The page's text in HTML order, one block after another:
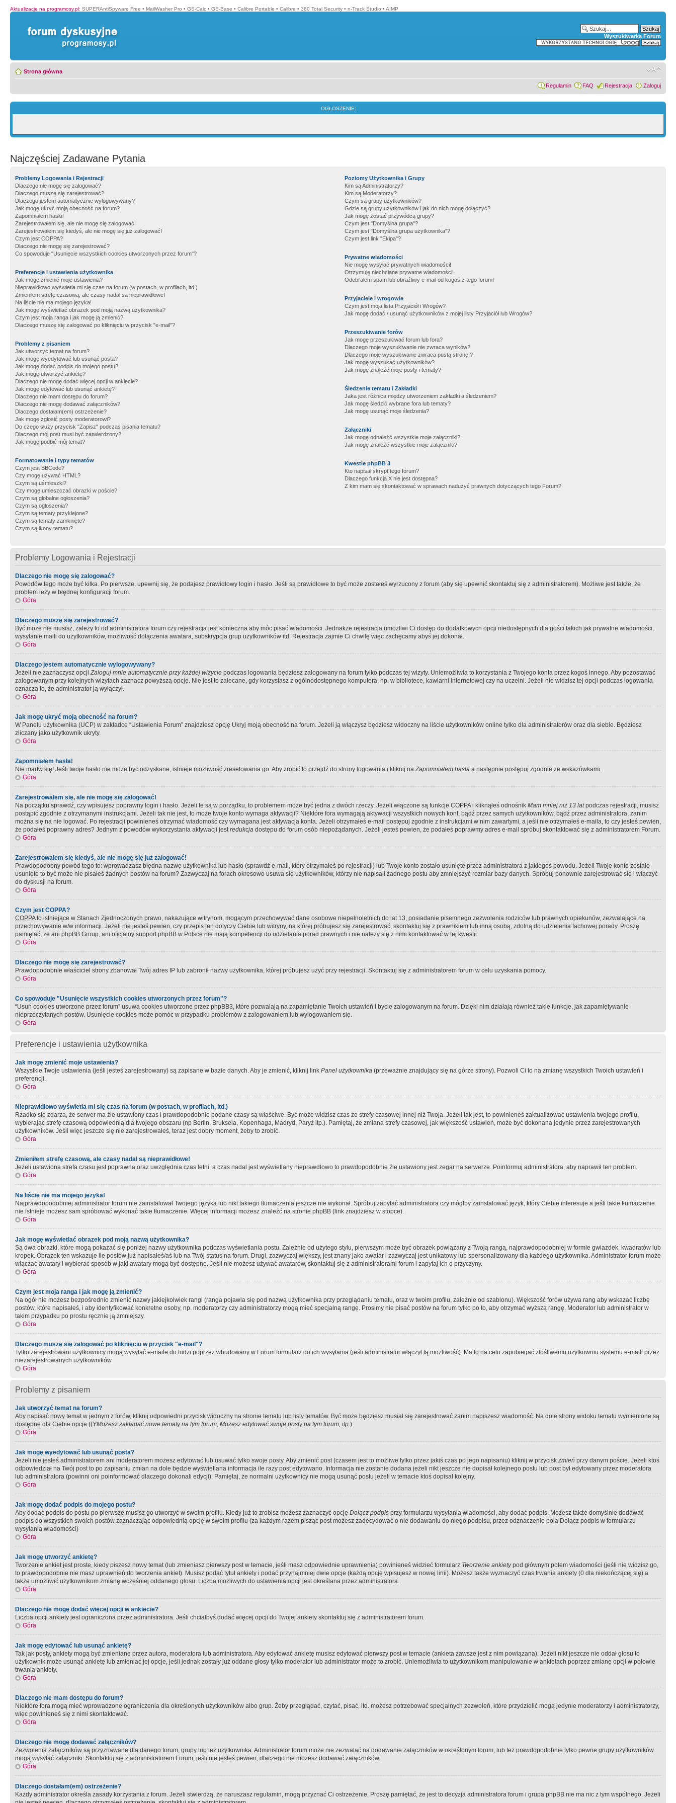
Aktualizacje na programosy.pl: SUPERAntiSpyware Free • MailWasher Pro • GS-Calc • GS-Base • Calibre Portable • Calibre • 360 Total Security • n-Track Studio • AIMP
Wyszukiwarka Forum
Strona główna
Regulamin FAQ Rejestracja Zaloguj
OGŁOSZENIE:
Najczęściej Zadawane Pytania
Problemy Logowania i Rejestracji
Dlaczego nie mogę się zalogować?
Dlaczego muszę się zarejestrować?
Dlaczego jestem automatycznie wylogowywany?
Jak mogę ukryć moją obecność na forum?
Zapomniałem hasła!
Zarejestrowałem się, ale nie mogę się zalogować!
Zarejestrowałem się kiedyś, ale nie mogę się już zalogować!
Czym jest COPPA?
Dlaczego nie mogę się zarejestrować?
Co spowoduje "Usunięcie wszystkich cookies utworzonych przez forum"?
Preferencje i ustawienia użytkownika
Jak mogę zmienić moje ustawienia?
Nieprawidłowo wyświetla mi się czas na forum (w postach, w profilach, itd.)
Zmieniłem strefę czasową, ale czasy nadal są nieprawidłowe!
Na liście nie ma mojego języka!
Jak mogę wyświetlać obrazek pod moją nazwą użytkownika?
Czym jest moja ranga i jak mogę ją zmienić?
Dlaczego muszę się zalogować po kliknięciu w przycisk "e-mail"?
Problemy z pisaniem
Jak utworzyć temat na forum?
Jak mogę wyedytować lub usunąć posta?
Jak mogę dodać podpis do mojego postu?
Jak mogę utworzyć ankietę?
Dlaczego nie mogę dodać więcej opcji w ankiecie?
Jak mogę edytować lub usunąć ankietę?
Dlaczego nie mam dostępu do forum?
Dlaczego nie mogę dodawać załączników?
Dlaczego dostałam(em) ostrzeżenie?
Jak mogę zgłosić posty moderatorowi?
Do czego służy przycisk "Zapisz" podczas pisania tematu?
Dlaczego mój post musi być zatwierdzony?
Jak mogę podbić mój temat?
Formatowanie i typy tematów
Czym jest BBCode?
Czy mogę używać HTML?
Czym są uśmieszki?
Czy mogę umieszczać obrazki w poście?
Czym są globalne ogłoszenia?
Czym są ogłoszenia?
Czym są tematy przyklejone?
Czym są tematy zamknięte?
Czym są ikony tematu?
Poziomy Użytkownika i Grupy
Kim są Administratorzy?
Kim są Moderatorzy?
Czym są grupy użytkowników?
Gdzie są grupy użytkowników i jak do nich mogę dołączyć?
Jak mogę zostać przywódcą grupy?
Czym jest "Domyślna grupa"?
Czym jest "Domyślna grupa użytkownika"?
Czym jest link "Ekipa"?
Prywatne wiadomości
Nie mogę wysyłać prywatnych wiadomości!
Otrzymuję niechciane prywatne wiadomości!
Odebrałem spam lub obraźliwy e-mail od kogoś z tego forum!
Przyjaciele i wrogowie
Czym jest moja lista Przyjaciół i Wrogów?
Jak mogę dodać / usunąć użytkowników z mojej listy Przyjaciół lub Wrogów?
Przeszukiwanie forów
Jak mogę przeszukiwać forum lub fora?
Dlaczego moje wyszukiwanie nie zwraca wyników?
Dlaczego moje wyszukiwanie zwraca pustą stronę!?
Jak mogę wyszukać użytkowników?
Jak mogę znaleźć moje posty i tematy?
Śledzenie tematu i Zakładki
Jaka jest różnica między utworzeniem zakładki a śledzeniem?
Jak mogę śledzić wybrane fora lub tematy?
Jak mogę usunąć moje śledzenia?
Załączniki
Jak mogę odnaleźć wszystkie moje załączniki?
Jak mogę znaleźć wszystkie moje załączniki?
Kwestie phpBB 3
Kto napisał skrypt tego forum?
Dlaczego funkcja X nie jest dostępna?
Z kim mam się skontaktować w sprawach nadużyć prawnych dotyczących tego Forum?
Problemy Logowania i Rejestracji
Dlaczego nie mogę się zalogować?
Powodów tego może być kilka. Po pierwsze, upewnij się, że podajesz prawidłowy login i hasło. Jeśli są prawidłowe to być może zostałeś wyrzucony z forum (aby się upewnić skontaktuj się z administratorem). Możliwe jest także, że
problem leży w błędnej konfiguracji forum.
Góra
Dlaczego muszę się zarejestrować?
Być może nie musisz, zależy to od administratora forum czy rejestracja jest konieczna aby móc pisać wiadomości. Jednakże rejestracja umożliwi Ci dostęp do dodatkowych opcji niedostępnych dla gości takich jak prywatne wiadomości,
wysyłanie maili do użytkowników, możliwość dołączenia awatara, subskrypcja grup użytkowników itd. Rejestracja zajmie Ci chwilę więc zachęcamy abyś jej dokonał.
Góra
Dlaczego jestem automatycznie wylogowywany?
Jeżeli nie zaznaczysz opcjiZaloguj mnie automatycznie przy każdej wizycie podczas logowania będziesz zalogowany na forum tylko podczas tej wizyty. Uniemożliwia to korzystania z Twojego konta przez kogoś innego. Aby pozostawać
zalogowanym przy kolejnych wizytach zaznacz powyższą opcję. Nie jest to zalecane, gdy korzystasz z ogólnodostępnego komputera, np. w bibliotece, kawiarni internetowej czy na uczelni. Jeżeli nie widzisz tej opcji podczas logowania
oznacza to, że administrator ją wyłączył.
Góra
Jak mogę ukryć moją obecność na forum?
W Panelu użytkownika (UCP) w zakładce “Ustawienia Forum” znajdziesz opcję Ukryj moją obecność na forum. Jeżeli ją włączysz będziesz widoczny na liście użytkowników online tylko dla administratorów oraz dla siebie. Będziesz
zliczany jako użytkownik ukryty.
Góra
Zapomniałem hasła!
Nie martw się! Jeśli twoje hasło nie może byc odzyskane, istnieje możliwość zresetowania go. Aby zrobić to przejdź do strony logowania i kliknij naZapomniałem hasła a następnie postępuj zgodnie ze wskazówkami.
Góra
Zarejestrowałem się, ale nie mogę się zalogować!
Na początku sprawdź, czy wpisujesz poprawny login i hasło. Jeżeli te są w porządku, to problemem może być jedna z dwóch rzeczy. Jeżeli włączone są funkcje COPPA i kliknąłeś odnośnik Mam mniej niż 13 latpodczas rejestracji, musisz
postąpić zgodnie z otrzymanymi instrukcjami. Jeżeli tak nie jest, to może twoje konto wymaga aktywacji? Niektóre fora wymagają aktywacji wszystkich nowych kont, bądź przez samych użytkowników, bądź przez administratora, zanim
można się na nie logować. Po rejestracji powinieneś otrzymać wiadomość czy wymagana jest aktywacja konta. Jeżeli otrzymałeś e-mail postępuj zgodnie z instrukcjami w nim zawartymi, a jeśli nie otrzymałeś e-maila, to czy jesteś pewien,
że podałeś poprawny adres? Jednym z powodów wykorzystania aktywacji jestredukcja dostępu do forum osób niepożądanych. Jeżeli jesteś pewien, że podałeś poprawmy adres e-mail spróbuj skontaktować się z administratorem Forum.
Góra
Zarejestrowałem się kiedyś, ale nie mogę się już zalogować!
Prawdopodobny powód tego to: wprowadzasz błędna nazwę użytkownika lub hasło (sprawdź e-mail, który otrzymałeś po rejestracji) lub Twoje konto zostało usunięte przez administratora z jakiegoś powodu. Jeżeli Twoje konto zostało
usunięte to być może nie pisałeś żadnych postów na forum? Zazwyczaj na forach okresowo usuwa się użytkowników, którzy nie napisali żadnego postu aby zmniejszyć rozmiar bazy danych. Spróbuj ponownie zarejestrować się i włączyć
do dyskusji na forum.
Góra
Czym jest COPPA?
COPPAto istniejące w Stanach Zjednoczonych prawo, nakazujące witrynom, mogącym przechowywać dane osobowe niepełnoletnich do lat 13, posiadanie pisemnego zezwolenia rodziców lub prawnych opiekunów, zezwalające na
przechowywanie w/w informacji. Jeżeli nie jesteś pewien, czy przepis ten dotyczy Ciebie lub witryny, na której próbujesz się zarejestrować, skontaktuj się z prawnikiem lub inną osobą, zdolną do udzielenia fachowej porady. Proszę
pamiętać, że ani phpBB Group, ani oficjalny support phpBB w Polsce nie mają kompetencji do udzielania porad prawnych i nie należy się z nimi kontaktować w tej kwestii.
Góra
Dlaczego nie mogę się zarejestrować?
Prawdopodobnie właściciel strony zbanował Twój adres IP lub zabronił nazwy użytkownika, której próbujesz użyć przy rejestracji. Skontaktuj się z administratorem forum w celu uzyskania pomocy.
Góra
Co spowoduje "Usunięcie wszystkich cookies utworzonych przez forum"?
“Usuń cookies utworzone przez forum” usuwa cookies utworzone przez phpBB3, które pozwalają na zapamiętanie Twoich ustawień i bycie zalogowanym na forum. Dzięki nim działają również takie funkcje, jak zapamiętywanie
nieprzeczytanych postów. Usunięcie cookies może pomóc w przypadku problemów z zalogowaniem lub wylogowaniem się.
Góra
Preferencje i ustawienia użytkownika
Jak mogę zmienić moje ustawienia?
Wszystkie Twoje ustawienia (jeśli jesteś zarejestrowany) są zapisane w bazie danych. Aby je zmienić, kliknij link Panel użytkownika (przeważnie znajdujący się na górze strony). Pozwoli Ci to na zmianę wszystkich Twoich ustawień i
preferencji.
Góra
Nieprawidłowo wyświetla mi się czas na forum (w postach, w profilach, itd.)
Rzadko się zdarza, że serwer ma źle ustawiony czas i prawdopodobnie podane czasy są właściwe. Być może widzisz czas ze strefy czasowej innej niż Twoja. Jeżeli tak jest, to powinieneś zaktualizować ustawienia twojego profilu,
wybierając strefę czasową odpowiednią dla twojego obszaru (np Berlin, Bruksela, Kopenhaga, Madryd, Paryż itp.). Pamiętaj, że zmiana strefy czasowej, jak większość ustawień, może być dokonana jedynie przez zarejestrowanych
użytkowników. Jeśli więc jeszcze się nie zarejestrowałeś, teraz jest dobry moment, żeby to zrobić.
Góra
Zmieniłem strefę czasową, ale czasy nadal są nieprawidłowe!
Jeżeli ustawiona strefa czasu jest poprawna oraz uwzględnia czas letni, a czas nadal jest wyświetlany nieprawdłowo to prawdopodobnie źle ustawiony jest zegar na serwerze. Poinformuj administratora, aby naprawił ten problem.
Góra
Na liście nie ma mojego języka!
Najprawdopodobniej administrator forum nie zainstalował Twojego języka lub nikt takiego tłumaczenia jeszcze nie wykonał. Spróbuj zapytać administratora czy mógłby zainstalować język, który Ciebie interesuje a jeśli takie tłumaczenie
nie istnieje możesz sam spróbować wykonać takie tłumaczenie. Więcej informacji możesz znaleźć na stronie phpBB (link znajdziesz w stopce).
Góra
Jak mogę wyświetlać obrazek pod moją nazwą użytkownika?
Są dwa obrazki, które mogą pokazać się poniżej nazwy użytkownika podczas wyświetlania postu. Zależnie od użytego stylu, pierwszym może być obrazek powiązany z Twoją rangą, najprawdopodobniej w formie gwiazdek, kwadratów lub
kropek. Obrazek ten wskazuje ile postów już napisałeś/aś lub na Twój status na forum. Drugi, zazwyczaj większy, jest znany jako awatar i zazwyczaj jest unikatowy lub spersonalizowany dla każdego użytkownika. Administrator forum może
włączać awatary i wybierać sposób w jaki awatary mogą być dostępne. Jeśli nie możesz używać awatarów, skontaktuj się z administratorami forum i zapytaj ich o przyczyny.
Góra
Czym jest moja ranga i jak mogę ją zmienić?
Na ogół nie możesz bezpośrednio zmienić nazwy jakiejkolwiek rangi (ranga pojawia się pod nazwą użytkownika przy przeglądaniu tematu, oraz w twoim profilu, zależnie od szablonu). Większość forów używa rang aby wskazać liczbę
postów, które napisałeś, i aby identyfikować konkretne osoby, np. moderatorzy czy administratorzy mogą mieć specjalną rangę. Prosimy nie pisać postów na forum tylko po to, aby otrzymać wyższą rangę. Moderator lub administrator w
takim przypadku po prostu ręcznie ją zmniejszy.
Góra
Dlaczego muszę się zalogować po kliknięciu w przycisk "e-mail"?
Tylko zarejestrowani użytkownicy mogą wysyłać e-maile do ludzi poprzez wbudowany w Forum formularz do ich wysyłania (jeśli administrator włączył tą możliwość). Ma to na celu zapobiegać złośliwemu użytkowniu systemu e-maili przez
niezarejestrowanych użytkowników.
Góra
Problemy z pisaniem
Jak utworzyć temat na forum?
Aby napisać nowy temat w jednym z forów, kliknij odpowiedni przycisk widoczny na stronie tematu lub listy tematów. Być może będziesz musiał się zarejestrować zanim napiszesz wiadomość. Na dole strony widoku tematu wymienione są
dostępne dla Ciebie opcje ((YMożesz zakładać nowe tematy na tym forum, Możesz edytować swoje posty na tym forum, itp.).
Góra
Jak mogę wyedytować lub usunąć posta?
Jeżeli nie jesteś administratorem ani moderatorem możesz edytować lub usuwać tylko swoje posty. Aby zmienić post (czasem jest to możliwe tylko przez jakiś czas po jego napisaniu) kliknij w przycisk zmień przy danym poście. Jeżeli ktoś
odpowiedział na Twój post to po zapisaniu zmian na dole będzie wyświetlana informacja ile razy post edytowano. Informacja nie zostanie dodana jeżeli nikt jeszcze nie dopisał kolejnego postu lub post był edytowany przez moderatora
lub administratora (powinni oni poinformować dlaczego dokonali edycji). Pamiętaj, że normalni użytkownicy nie mogą usunąć postu jeżeli w temacie ktoś dopisał kolejny.
Góra
Jak mogę dodać podpis do mojego postu?
Aby dodać podpis do postu po pierwsze musisz go utworzyć w swoim profilu. Kiedy już to zrobisz możesz zaznaczyć opcję Dołącz podpis przy formularzu wysyłania wiadomości, aby dodać podpis. Możesz także domyślnie dodawać
podpis do wszystkich swoich postów zaznaczając odpowiednią opcję w swoim profilu (za każdym razem pisząc post możesz zadecydować o nie dodawaniu do niego podpisu, przez odznaczenie pola Dołącz podpis w formularzu
wysyłania wiadomości)
Góra
Jak mogę utworzyć ankietę?
Tworzenie ankiet jest proste, kiedy piszesz nowy temat (lub zmieniasz pierwszy post w temacie, jeśli masz odpowiednie uprawnienia) powinieneś widzieć formularz Tworzenie ankietypod głównym polem wiadomości (jeśli nie widzisz go,
to prawdopodobnie nie masz uprawnień do tworzenia ankiet). Musisz podać tytuł ankiety i podać przynajmniej dwie opcje (każdą opcję wpisujesz w nowej linii). Możesz także wyznaczyć czas trwania ankiety (0 dla niekończącej się) a
także umożliwić użytkownikom zmianę wcześniej oddanego głosu. Liczba możliwych do ustawienia opcji jest określana przez administratora.
Góra
Dlaczego nie mogę dodać więcej opcji w ankiecie?
Liczba opcji ankiety jest ograniczona przez administratora. Jeśli chciałbyś dodać więcej opcji do Twojej ankiety skontaktuj się z administratorem forum.
Góra
Jak mogę edytować lub usunąć ankietę?
Tak jak posty, ankiety mogą być zmieniane przez autora, moderatora lub administratora. Aby edytować ankietę musisz edytować pierwszy post w temacie (ankieta zawsze jest z nim powiązana). Jeżeli nikt jeszcze nie oddał głosu to
użytkownik może usunąć ankietę lub zmieniać jej opcje, jeśli jednak zostały już oddane głosy tylko moderator lub administrator może to zrobić. Uniemożliwia to użytkownikom manipulowanie w ankietach poprzez zmianę opcji w połowie
trwania ankiety.
Góra
Dlaczego nie mam dostępu do forum?
Niektóre fora mogą mieć wprowadzone ograniczenia dla określonych użytkowników albo grup. Żeby przeglądać, czytać, pisać, itd. możesz potrzebować specjalnych zezwoleń, które przydzielić mogą jedynie moderatorzy i administratorzy,
więc powinieneś się z nimi skontaktować.
Góra
Dlaczego nie mogę dodawać załączników?
Zezwolenia załączników są przyznawane dla danego forum, grupy lub też użytkownika. Administrator forum może nie zezwalać na dodawanie załączników w określonym forum, lub też prawdopodobnie tylko pewne grupy użytkowników
mogą wysyłać załączniki. Skontaktuj się z administratorem Forum, jeśli nie jesteś pewien, dlaczego nie możesz dodawać załączników.
Góra
Dlaczego dostałam(em) ostrzeżenie?
Każdy administrator określa zasady korzystania z forum. Jeżeli stwierdzą, że naruszasz regulamin, mogą przyznać Ci ostrzeżenie. Proszę pamiętać, że jest to decyzja administratora forum i grupa phpBB nie ma nic z tym wspólnego. Jeżeli